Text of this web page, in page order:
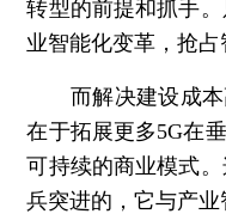
转型的前提和抓手
业智能化变革，抢占
而解决建设成本
在于拓展更多5G在
可持续的商业模式
兵突进的，它与产业